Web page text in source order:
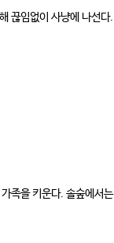
끊임없이 사냥에 나선다.
족을 키운다. 솔숲에서는